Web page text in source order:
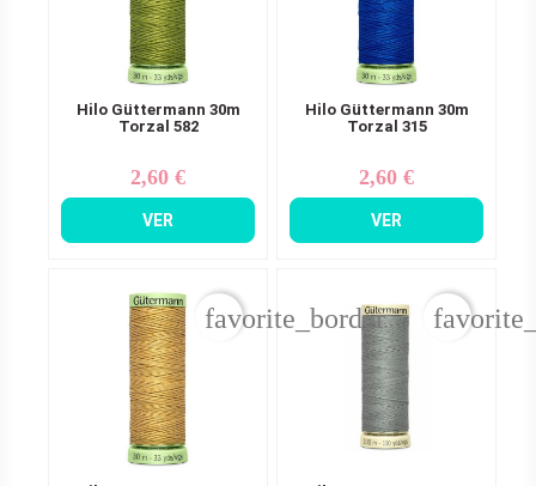
Hilo Güttermann 30m
Torzal 582
Precio
2,60 €
VER
Hilo Güttermann 30m
Torzal 315
Precio
2,60 €
VER
favorite_border